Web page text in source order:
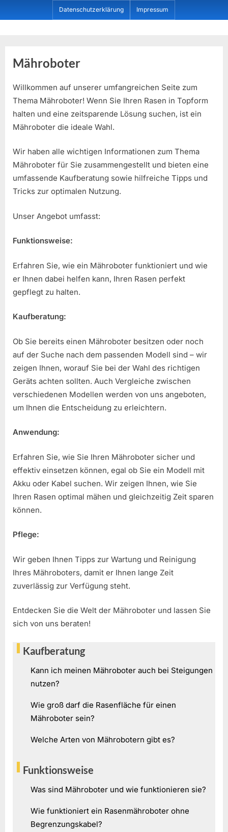
to
Datenschutzerklärung Impressum
Mähroboter
Willkommen auf unserer umfangreichen Seite zum
Thema Mähroboter! Wenn Sie Ihren Rasen in Topform
halten und eine zeitsparende Lösung suchen, ist ein
Mähroboter die ideale Wahl.
Wir haben alle wichtigen Informationen zum Thema
Mähroboter für Sie zusammengestellt und bieten eine
umfassende Kaufberatung sowie hilfreiche Tipps und
Tricks zur optimalen Nutzung.
Unser Angebot umfasst:
Funktionsweise:
Erfahren Sie, wie ein Mähroboter funktioniert und wie
er Ihnen dabei helfen kann, Ihren Rasen perfekt
gepflegt zu halten.
Kaufberatung:
Ob Sie bereits einen Mähroboter besitzen oder noch
auf der Suche nach dem passenden Modell sind – wir
zeigen Ihnen, worauf Sie bei der Wahl des richtigen
Geräts achten sollten. Auch Vergleiche zwischen
verschiedenen Modellen werden von uns angeboten,
um Ihnen die Entscheidung zu erleichtern.
Anwendung:
Erfahren Sie, wie Sie Ihren Mähroboter sicher und
effektiv einsetzen können, egal ob Sie ein Modell mit
Akku oder Kabel suchen. Wir zeigen Ihnen, wie Sie
Ihren Rasen optimal mähen und gleichzeitig Zeit sparen
können.
Pflege:
Wir geben Ihnen Tipps zur Wartung und Reinigung
Ihres Mähroboters, damit er Ihnen lange Zeit
zuverlässig zur Verfügung steht.
Entdecken Sie die Welt der Mähroboter und lassen Sie
sich von uns beraten!
Kaufberatung
Kann ich meinen Mähroboter auch bei Steigungen
nutzen?
Wie groß darf die Rasenfläche für einen
Mähroboter sein?
Welche Arten von Mährobotern gibt es?
Funktionsweise
Was sind Mähroboter und wie funktionieren sie?
Wie funktioniert ein Rasenmähroboter ohne
Begrenzungskabel?